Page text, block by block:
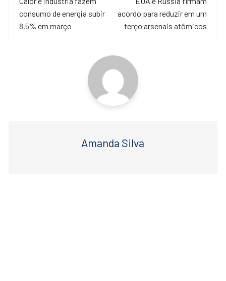
b
o
A
p
de
post
consumo de energia subir
8,5% em março
acordo para reduzir em um
terço arsenais atômicos
Amanda Silva